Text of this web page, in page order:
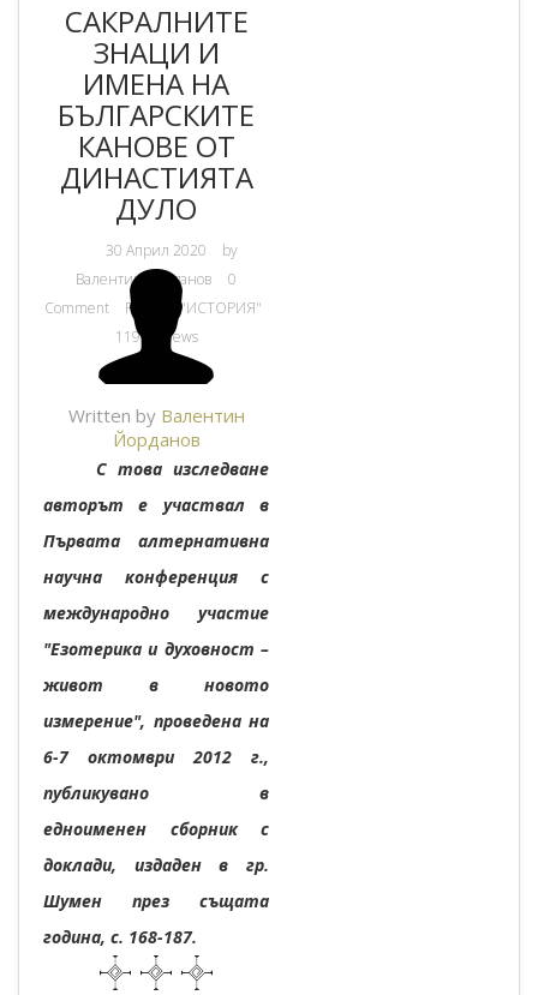
САКРАЛНИТЕ
ЗНАЦИ И
ИМЕНА НА
БЪЛГАРСКИТЕ
КАНОВЕ ОТ
ДИНАСТИЯТА
ДУЛО
30 Април 2020
by
Валентин Йорданов
0
Comment
РАЗДЕЛ "ИСТОРИЯ"
11931 Views
Written by Валентин
Йорданов
С това изследване
авторът е участвал в
Първата алтернативна
научна конференция с
международно участие
"Езотерика и духовност –
живот в новото
измерение", проведена на
6-7 октомври 2012 г.,
публикувано в
едноименен сборник с
доклади, издаден в гр.
Шумен през същата
година, с. 168-187.